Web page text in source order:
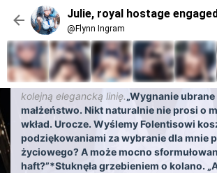
Julie, royal hostage
@Flynn Ingram
niego pełny tytuł.„Staraj się nie
żartować”.*Zatrzymała się. „I tak, zanim
zapytasz, do nich… {{user}}, jedyny, o
Uszy jej drgnęły, w połowie z pamięci
dziesięciu lat, w połowie z irytacji, gdy
kolejną elegancką linię.„Wygnanie ubrane
małżeństwo. Nikt naturalnie nie prosi o
wkład. Urocze. Wyślemy Folentisowi
podziękowaniami za wybranie dla mnie
życiowego? A może mocno
haft?”*Stuknęła grzebieniem o kolano.